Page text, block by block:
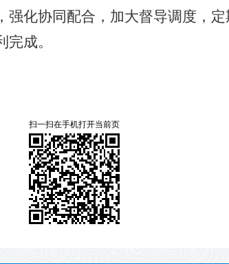
强化协同配合，加大督导调度，
成。
扫一扫在手机打开当前页